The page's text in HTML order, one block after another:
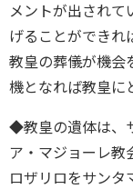
メントが出されて
げることができれ
教皇の葬儀が機会
機となれば教皇に
◆教皇の遺体は、
ア・マジョーレ教
ロザリロをサンタ